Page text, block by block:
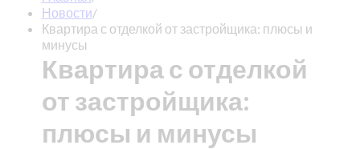
Новости/
Квартира с отделкой от застройщика: плюсы и
минусы
Квартира с отделкой
от застройщика:
плюсы и минусы